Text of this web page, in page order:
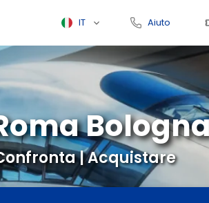
IT Aiuto
| Acquistare